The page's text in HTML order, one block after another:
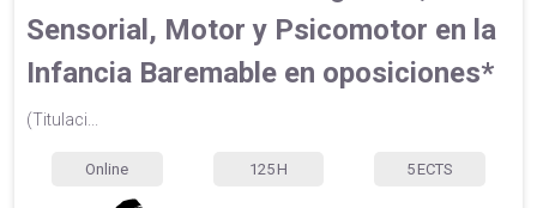
Sensorial, Motor y Psicomotor en la
Infancia Baremable en oposiciones*
(Titulaci...
Online 125 H 5 ECTS